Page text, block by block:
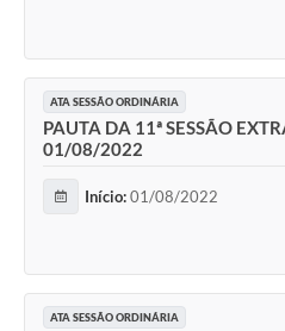
ATA SESSÃO ORDINÁRIA
PAUTA DA 11ª SESSÃO
01/08/2022
Início:01/08/2022
ATA SESSÃO ORDINÁRIA